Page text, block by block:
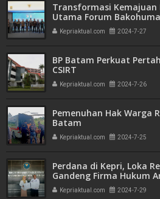
Transformasi Kemajuan
Utama Forum
Kepriaktual.com 2024-7-27
BP Batam Perkuat
CSIRT
Kepriaktual.com 2024-7-26
Pemenuhan Hak Warga
Batam
Kepriaktual.com 2024-7-25
Perdana di Kepri, Loka
Gandeng Firma Hukum
Pendampingan Hukum
Kepriaktual.com 2024-7-29